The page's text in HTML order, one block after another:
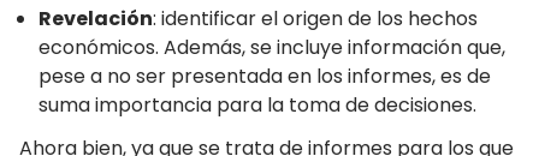
Revelación: identificar el origen de los hechos
económicos. Además, se incluye información que,
pese a no ser presentada en los informes, es de
suma importancia para la toma de decisiones.
Ahora bien, ya que se trata de informes para los que